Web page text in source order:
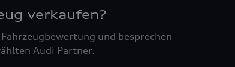
verkaufen?
und besprechen
Audi Partner.